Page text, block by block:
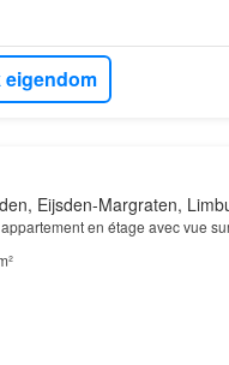
Eijsden-Margraten,
en étage avec vue